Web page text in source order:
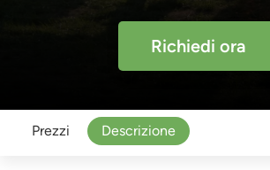
Richiedi ora
Prezzi Descrizione